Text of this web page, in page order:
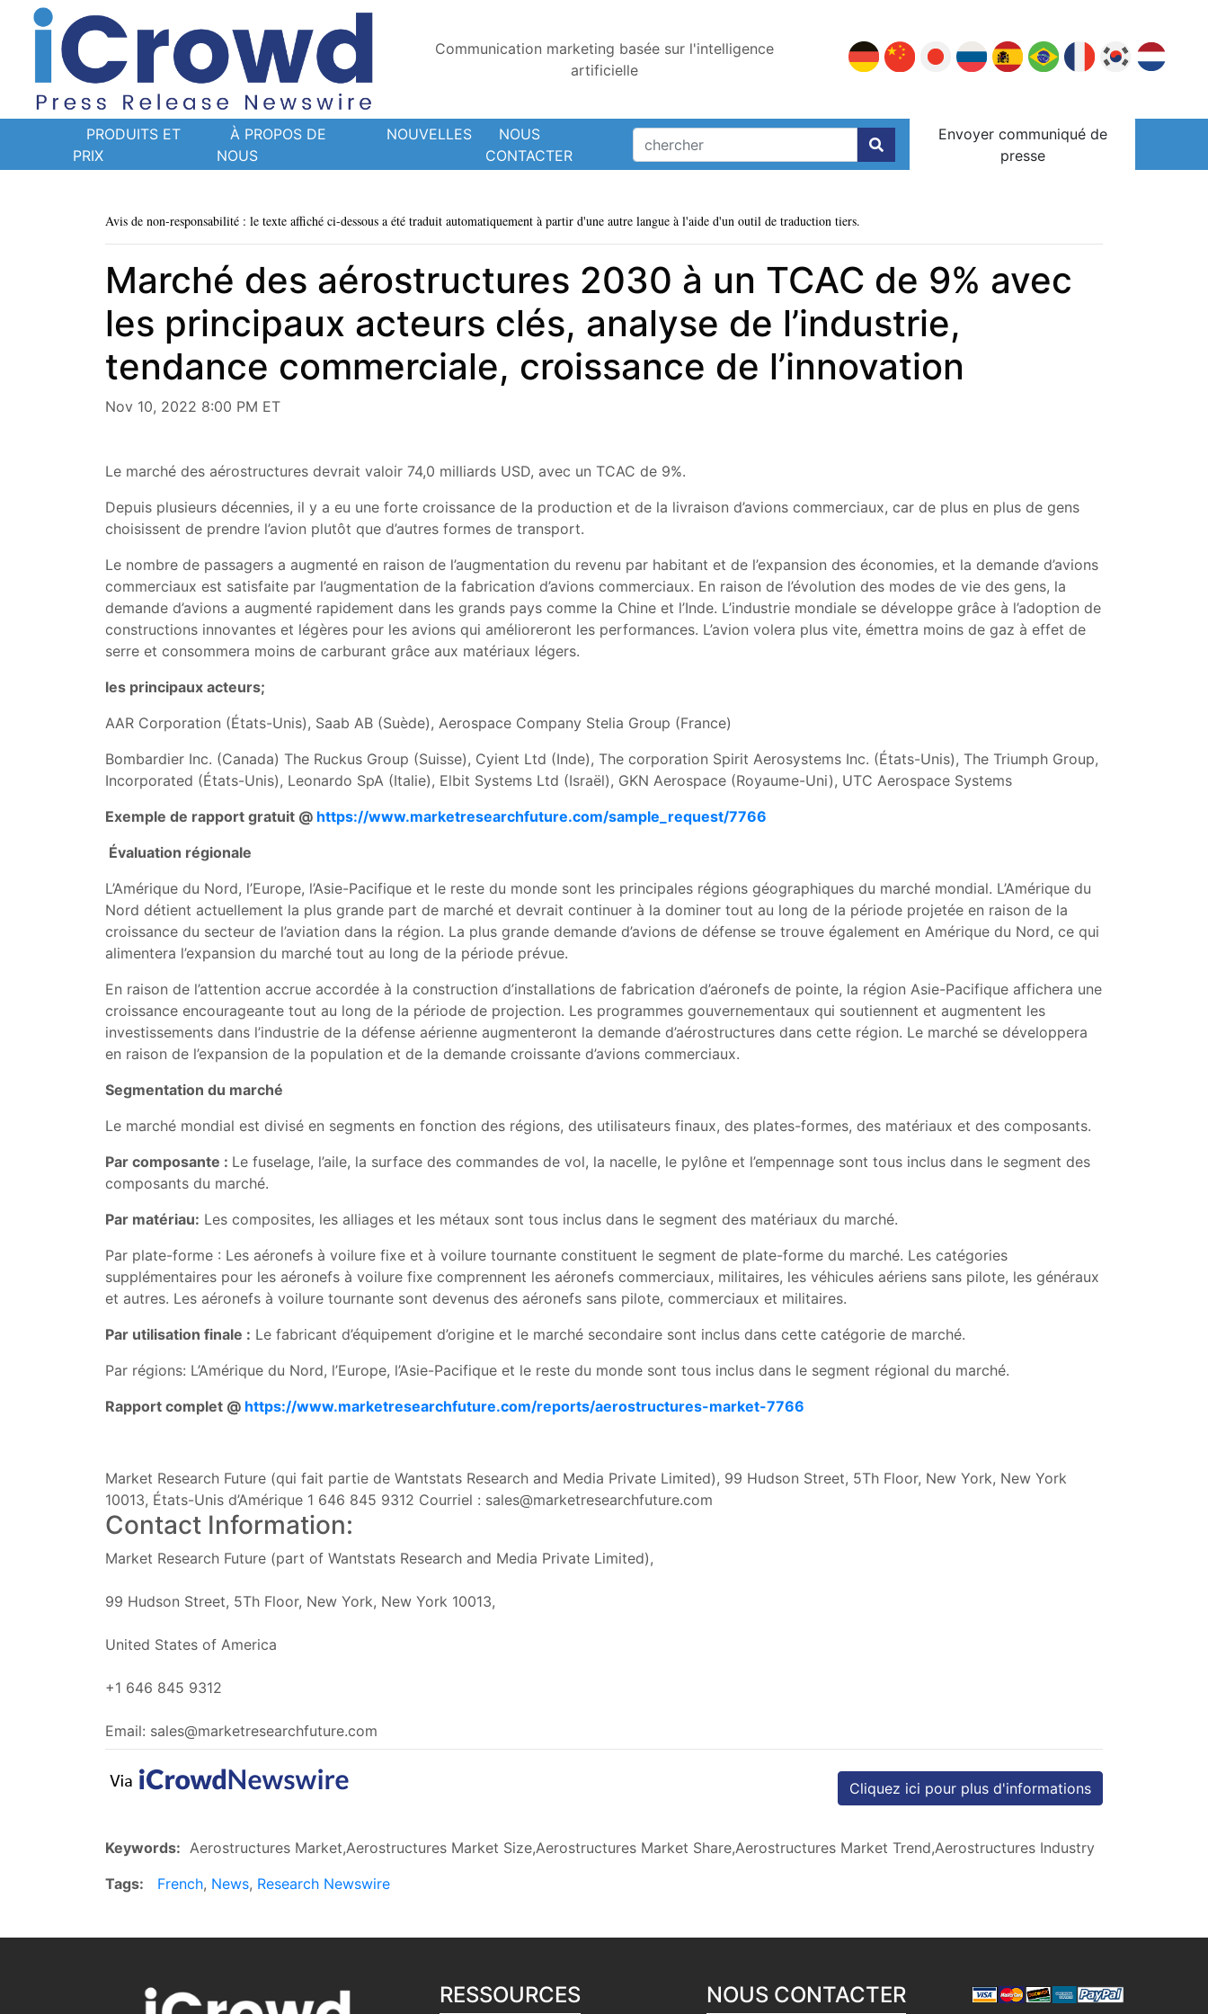
Communication marketing basée sur l'intelligence
artificielle
PRODUITS ET
PRIX
À PROPOS DE
NOUS
NOUVELLES
NOUS
CONTACTER
Envoyer communiqué de
presse
Avis de non-responsabilité : le texte affiché ci-dessous a été traduit automatiquement à partir d'une autre langue à l'aide d'un outil de traduction tiers.
Marché des aérostructures 2030 à un TCAC de 9% avec
les principaux acteurs clés, analyse de l’industrie,
tendance commerciale, croissance de l’innovation
Nov 10, 2022 8:00 PM ET
Le marché des aérostructures devrait valoir 74,0 milliards USD, avec un TCAC de 9%.
Depuis plusieurs décennies, il y a eu une forte croissance de la production et de la livraison d’avions commerciaux, car de plus en plus de gens
choisissent de prendre l’avion plutôt que d’autres formes de transport.
Le nombre de passagers a augmenté en raison de l’augmentation du revenu par habitant et de l’expansion des économies, et la demande d’avions
commerciaux est satisfaite par l’augmentation de la fabrication d’avions commerciaux. En raison de l’évolution des modes de vie des gens, la
demande d’avions a augmenté rapidement dans les grands pays comme la Chine et l’Inde. L’industrie mondiale se développe grâce à l’adoption de
constructions innovantes et légères pour les avions qui amélioreront les performances. L’avion volera plus vite, émettra moins de gaz à effet de
serre et consommera moins de carburant grâce aux matériaux légers.
les principaux acteurs;
AAR Corporation (États-Unis), Saab AB (Suède), Aerospace Company Stelia Group (France)
Bombardier Inc. (Canada) The Ruckus Group (Suisse), Cyient Ltd (Inde), The corporation Spirit Aerosystems Inc. (États-Unis), The Triumph Group,
Incorporated (États-Unis), Leonardo SpA (Italie), Elbit Systems Ltd (Israël), GKN Aerospace (Royaume-Uni), UTC Aerospace Systems
Exemple de rapport gratuit @ https://www.marketresearchfuture.com/sample_request/7766
Évaluation régionale
L’Amérique du Nord, l’Europe, l’Asie-Pacifique et le reste du monde sont les principales régions géographiques du marché mondial. L’Amérique du
Nord détient actuellement la plus grande part de marché et devrait continuer à la dominer tout au long de la période projetée en raison de la
croissance du secteur de l’aviation dans la région. La plus grande demande d’avions de défense se trouve également en Amérique du Nord, ce qui
alimentera l’expansion du marché tout au long de la période prévue.
En raison de l’attention accrue accordée à la construction d’installations de fabrication d’aéronefs de pointe, la région Asie-Pacifique affichera une
croissance encourageante tout au long de la période de projection. Les programmes gouvernementaux qui soutiennent et augmentent les
investissements dans l’industrie de la défense aérienne augmenteront la demande d’aérostructures dans cette région. Le marché se développera
en raison de l’expansion de la population et de la demande croissante d’avions commerciaux.
Segmentation du marché
Le marché mondial est divisé en segments en fonction des régions, des utilisateurs finaux, des plates-formes, des matériaux et des composants.
Par composante : Le fuselage, l’aile, la surface des commandes de vol, la nacelle, le pylône et l’empennage sont tous inclus dans le segment des
composants du marché.
Par matériau: Les composites, les alliages et les métaux sont tous inclus dans le segment des matériaux du marché.
Par plate-forme : Les aéronefs à voilure fixe et à voilure tournante constituent le segment de plate-forme du marché. Les catégories
supplémentaires pour les aéronefs à voilure fixe comprennent les aéronefs commerciaux, militaires, les véhicules aériens sans pilote, les généraux
et autres. Les aéronefs à voilure tournante sont devenus des aéronefs sans pilote, commerciaux et militaires.
Par utilisation finale : Le fabricant d’équipement d’origine et le marché secondaire sont inclus dans cette catégorie de marché.
Par régions: L’Amérique du Nord, l’Europe, l’Asie-Pacifique et le reste du monde sont tous inclus dans le segment régional du marché.
Rapport complet @ https://www.marketresearchfuture.com/reports/aerostructures-market-7766
Market Research Future (qui fait partie de Wantstats Research and Media Private Limited), 99 Hudson Street, 5Th Floor, New York, New York
10013, États-Unis d’Amérique 1 646 845 9312 Courriel : sales@marketresearchfuture.com
Contact Information:
Market Research Future (part of Wantstats Research and Media Private Limited),
99 Hudson Street, 5Th Floor, New York, New York 10013,
United States of America
+1 646 845 9312
Email: sales@marketresearchfuture.com
Cliquez ici pour plus d'informations
Keywords: Aerostructures Market,Aerostructures Market Size,Aerostructures Market Share,Aerostructures Market Trend,Aerostructures Industry
Tags:
French, News, Research Newswire
RESSOURCES NOUS CONTACTER